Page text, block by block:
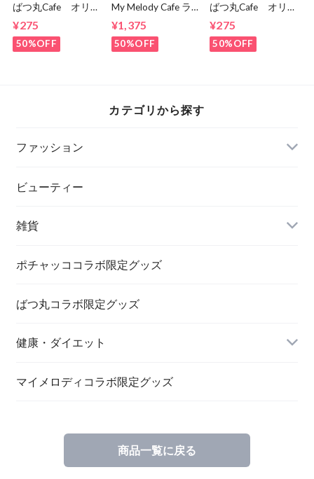
ばつ丸Cafe オリジ
ッヂ②
¥275
50%OFF
My Melody Cafe ラ
ィ）
¥1,375
50%OFF
ばつ丸Cafe オリジ
ッヂ①
¥275
50%OFF
カテゴリから探す
ファッション
ビューティー
雑貨
文具関連
キーホルダー・バッヂ
ポチャッココラボ限定グッズ
ばつ丸コラボ限定グッズ
健康・ダイエット
チャコールウォーター
マイメロディコラボ限定グッズ
商品一覧に戻る